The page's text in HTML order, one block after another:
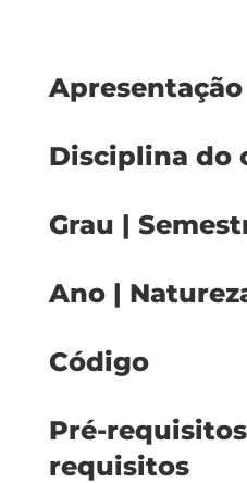
Apresentação
Disciplina do
Grau |
Ano |
Código
Pré-
requisitos